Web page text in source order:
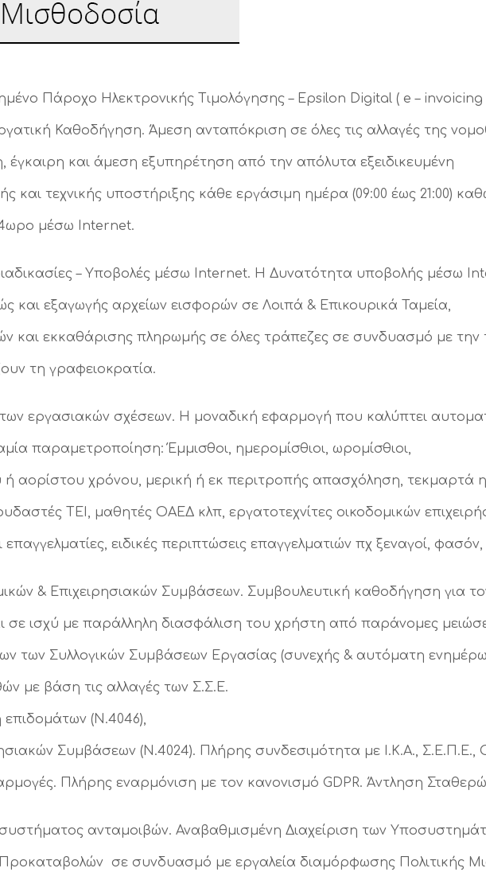
Πάροχο Ηλεκτρονικής Τιμολόγησης – Epsilon Digital ( e – invoicing
Καθοδήγηση. Άμεση ανταπόκριση σε όλες τις αλλαγές της
και άμεση εξυπηρέτηση από την απόλυτα εξειδικευμένη
και τεχνικής υποστήριξης κάθε εργάσιμη ημέρα (09:00 έως 21:00)
μέσω Internet.
– Υποβολές μέσω Internet. Η Δυνατότητα υποβολής μέσω
εξαγωγής αρχείων εισφορών σε Λοιπά & Επικουρικά Ταμεία,
και εκκαθάρισης πληρωμής σε όλες τράπεζες σε συνδυασμό με
τη γραφειοκρατία.
εργασιακών σχέσεων. Η μοναδική εφαρμογή που καλύπτει
παραμετροποίηση: Έμμισθοι, ημερομίσθιοι, ωρομίσθιοι,
αορίστου χρόνου, μερική ή εκ περιτροπής απασχόληση, τεκμαρτά
ΤΕΙ, μαθητές ΟΑΕΔ κλπ, εργατοτεχνίτες οικοδομικών
επαγγελματίες, ειδικές περιπτώσεις επαγγελματιών πχ ξεναγοί, φασόν,
& Επιχειρησιακών Συμβάσεων. Συμβουλευτική καθοδήγηση για
σε ισχύ με παράλληλη διασφάλιση του χρήστη από παράνομες
των Συλλογικών Συμβάσεων Εργασίας (συνεχής & αυτόματη
με βάση τις αλλαγές των Σ.Σ.Ε.
(Ν.4046),
Συμβάσεων (Ν.4024). Πλήρης συνδεσιμότητα με Ι.Κ.Α., Σ.Ε.Π.Ε.,
Πλήρης εναρμόνιση με τον κανονισμό GDPR. Άντληση
ανταμοιβών. Αναβαθμισμένη Διαχείριση των
σε συνδυασμό με εργαλεία διαμόρφωσης Πολιτικής